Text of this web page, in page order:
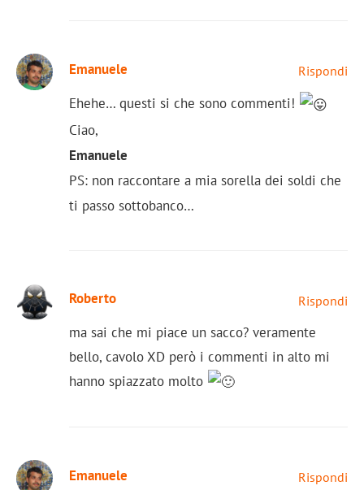
Emanuele Rispondi
Ehehe… questi si che sono commenti!
Ciao,
Emanuele
PS: non raccontare a mia sorella dei soldi che
ti passo sottobanco…
Roberto Rispondi
ma sai che mi piace un sacco? veramente
bello, cavolo XD però i commenti in alto mi
hanno spiazzato molto
Emanuele Rispondi